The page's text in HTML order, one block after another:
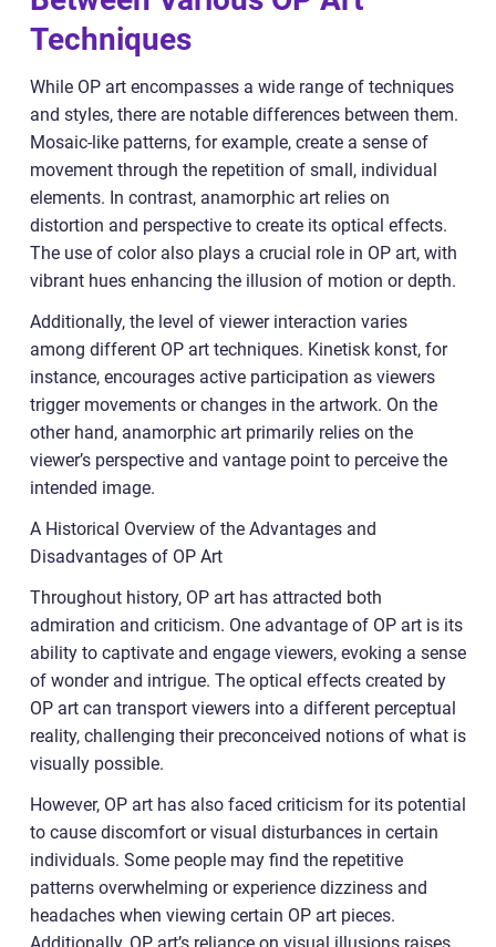
Techniques
While OP art encompasses a wide range of techniques
and styles, there are notable differences between them.
Mosaic-like patterns, for example, create a sense of
movement through the repetition of small, individual
elements. In contrast, anamorphic art relies on
distortion and perspective to create its optical effects.
The use of color also plays a crucial role in OP art, with
vibrant hues enhancing the illusion of motion or depth.
Additionally, the level of viewer interaction varies
among different OP art techniques. Kinetisk konst, for
instance, encourages active participation as viewers
trigger movements or changes in the artwork. On the
other hand, anamorphic art primarily relies on the
viewer’s perspective and vantage point to perceive the
intended image.
A Historical Overview of the Advantages and
Disadvantages of OP Art
Throughout history, OP art has attracted both
admiration and criticism. One advantage of OP art is its
ability to captivate and engage viewers, evoking a sense
of wonder and intrigue. The optical effects created by
OP art can transport viewers into a different perceptual
reality, challenging their preconceived notions of what is
visually possible.
However, OP art has also faced criticism for its potential
to cause discomfort or visual disturbances in certain
individuals. Some people may find the repetitive
patterns overwhelming or experience dizziness and
headaches when viewing certain OP art pieces.